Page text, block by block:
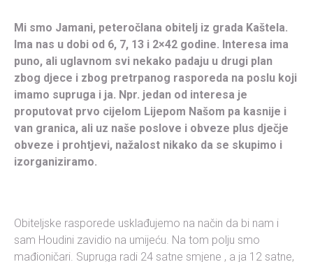
Mi smo Jamani, peteročlana obitelj iz grada Kaštela.
Ima nas u dobi od 6, 7, 13 i 2×42 godine. Interesa ima
puno, ali uglavnom svi nekako padaju u drugi plan
zbog djece i zbog pretrpanog rasporeda na poslu koji
imamo supruga i ja. Npr. jedan od interesa je
proputovat prvo cijelom Lijepom Našom pa kasnije i
van granica, ali uz naše poslove i obveze plus dječje
obveze i prohtjevi, nažalost nikako da se skupimo i
izorganiziramo.
Obiteljske rasporede usklađujemo na način da bi nam i
sam Houdini zavidio na umijeću. Na tom polju smo
mađioničari. Supruga radi 24 satne smjene , a ja 12 satne,